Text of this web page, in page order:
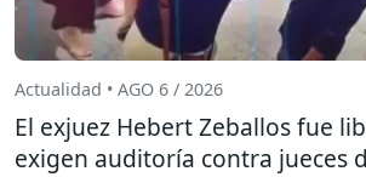
Actualidad • AGO 6 / 2026
El exjuez Hebert Zeballos fue
exigen auditoría contra jueces